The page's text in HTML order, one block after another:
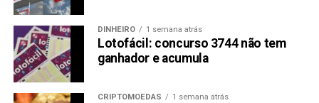
DINHEIRO 1 semana atrás
Lotofácil: concurso 3744 não tem
ganhador e acumula
CRIPTOMOEDAS 1 semana atrás